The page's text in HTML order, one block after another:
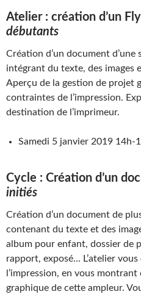
Atelier : création d’un
débutants
Création d’un document d’une
intégrant du texte, des images
Aperçu de la gestion de projet
contraintes de l’impression.
destination de l’imprimeur.
Samedi 5 janvier 2019 14h-
Cycle : Création d’un
initiés
Création d’un document de
contenant du texte et des
album pour enfant, dossier de
rapport, exposé… L’atelier
l’impression, en vous
graphique de cette ampleur.